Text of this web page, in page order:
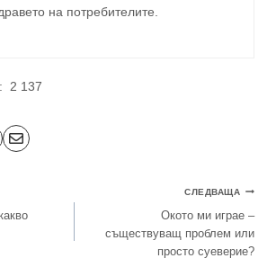
на потребителите
2 137
СЛЕДВАЩА
Окото ми играе –
съществуващ проблем или
просто суеверие?